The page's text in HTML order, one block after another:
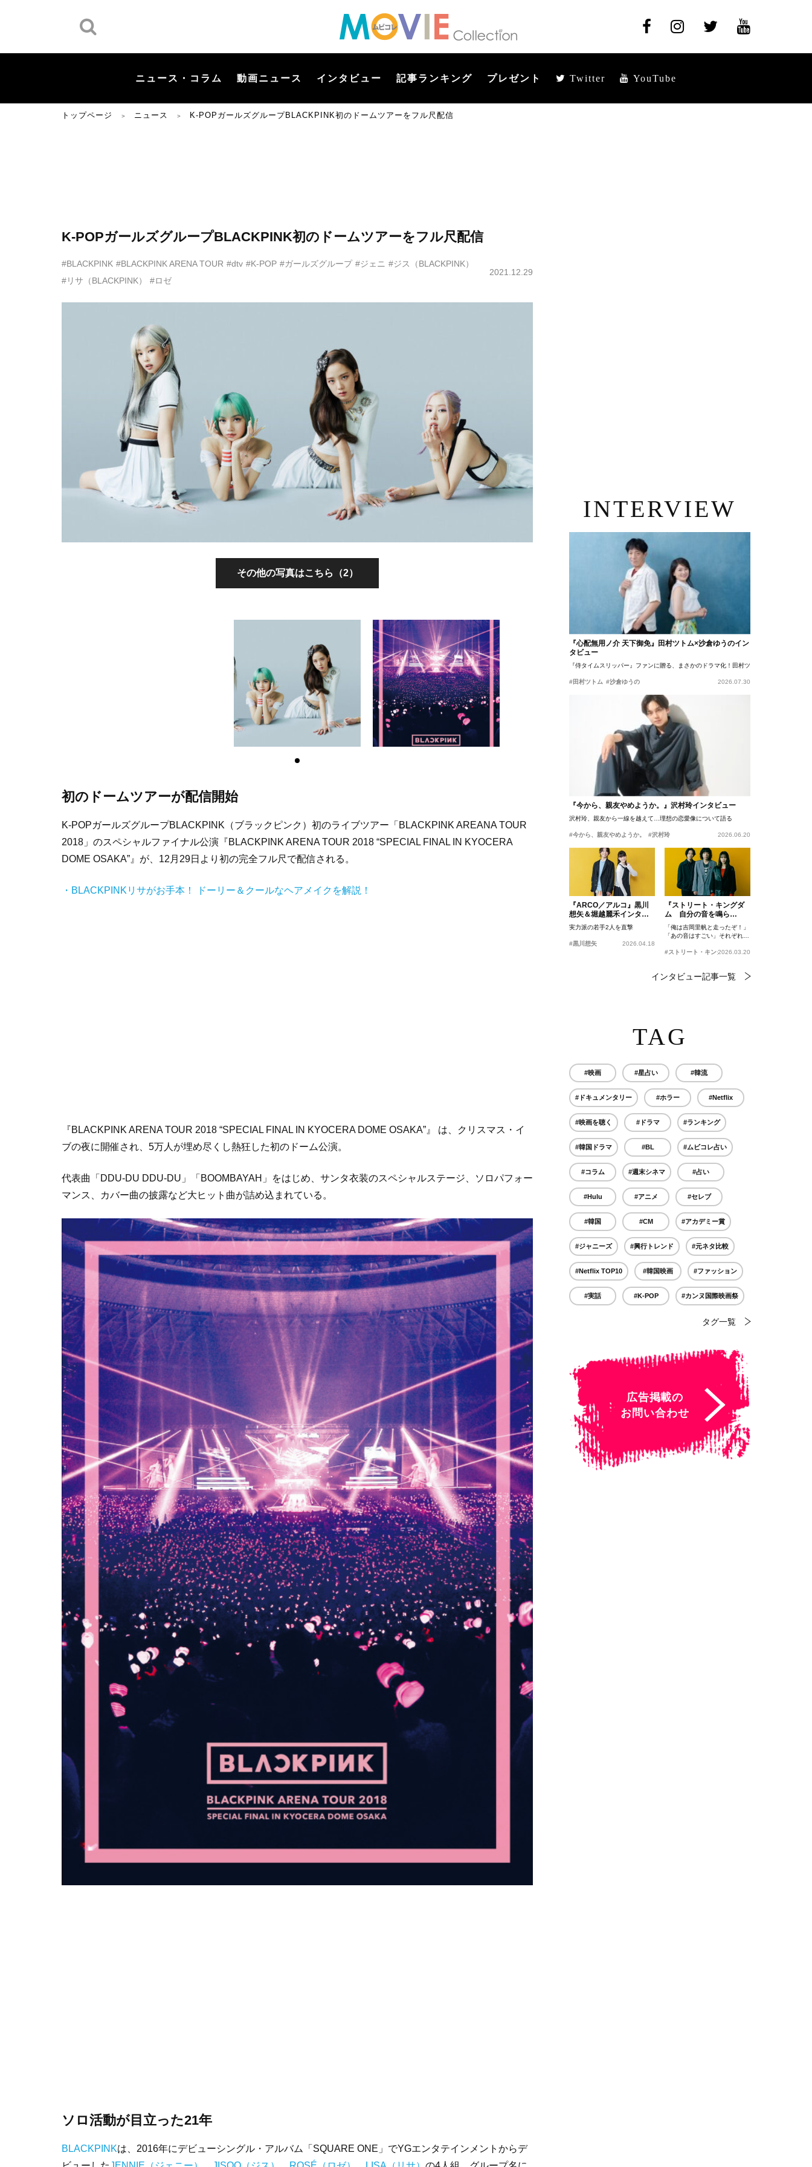
ニュース・コラム 動画ニュース インタビュー 記事ランキング プレゼント Twitter YouTube
トップページ ＞ ニュース ＞ K-POPガールズグループBLACKPINK初のドームツアーをフル尺配信
K-POPガールズグループBLACKPINK初のドームツアーをフル尺配信
#BLACKPINK #BLACKPINK ARENA TOUR #dtv #K-POP #ガールズグループ #ジェニ #ジス（BLACKPINK）
#リサ（BLACKPINK）
#ロゼ
2021.12.29
その他の写真はこちら（2）
初のドームツアーが配信開始
K-POPガールズグループBLACKPINK（ブラックピンク）初のライブツアー「BLACKPINK AREANA TOUR
2018」のスペシャルファイナル公演『BLACKPINK ARENA TOUR 2018 “SPECIAL FINAL IN KYOCERA
DOME OSAKA”』が、12月29日より初の完全フル尺で配信される。
・BLACKPINKリサがお手本！ ドーリー＆クールなヘアメイクを解説！
『BLACKPINK ARENA TOUR 2018 “SPECIAL FINAL IN KYOCERA DOME OSAKA”』 は、クリスマス・イ
ブの夜に開催され、5万人が埋め尽くし熱狂した初のドーム公演。
代表曲「DDU-DU DDU-DU」「BOOMBAYAH」をはじめ、サンタ衣装のスペシャルステージ、ソロパフォー
マンス、カバー曲の披露など大ヒット曲が詰め込まれている。
ソロ活動が目立った21年
BLACKPINKは、2016年にデビューシングル・アルバム「SQUARE ONE」でYGエンタテインメントからデ
INTERVIEW
『心配無用ノ介 天下御免』田村ツトム×沙倉ゆうのイン
タビュー
『侍タイムスリッパー』ファンに贈る、まさかのドラマ化！田村ツトム×沙倉ゆうのが語
#田村ツトム #沙倉ゆうの 2026.07.30
『今から、親友やめようか。』沢村玲インタビュー
沢村玲、親友から一線を越えて…理想の恋愛像について語る
#今から、親友やめようか。 #沢村玲 2026.06.20
『ARCO／アルコ』黒川
想矢＆堀越麗禾インタビ
ュー
実力派の若手2人を直撃
#黒川想矢 2026.04.18
『ストリート・キングダ
ム 自分の音を鳴ら
せ。』峯田和伸、若葉竜
也、吉岡里帆インタビュ
ー
「俺は吉岡里帆と走ったぞ！」
「あの音はすごい」それぞれの
#ストリート・キングダム 自分の音を鳴らせ。
2026.03.20
インタビュー記事一覧
TAG
#映画 #星占い #韓流
#ドキュメンタリー #ホラー #Netflix
#映画を聴く #ドラマ #ランキング
#韓国ドラマ #BL #ムビコレ占い
#コラム #週末シネマ #占い
#Hulu #アニメ #セレブ
#韓国 #CM #アカデミー賞
#ジャニーズ #興行トレンド #元ネタ比較
#Netflix TOP10 #韓国映画 #ファッション
#実話 #K-POP #カンヌ国際映画祭
タグ一覧
広告掲載の
お問い合わせ